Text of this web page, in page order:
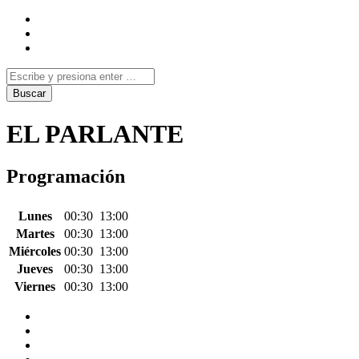
EL PARLANTE
Programación
Lunes 00:30 13:00
Martes
00:30 13:00
Miércoles 00:30 13:00
Jueves
00:30 13:00
Viernes
00:30 13:00